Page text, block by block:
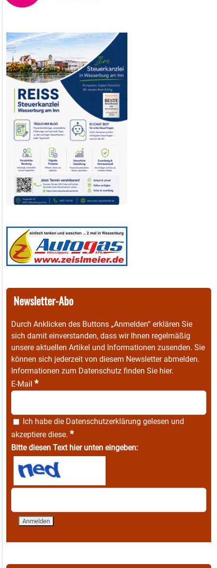
Newsletter-Abo
Durch Anklicken des Buttons „Anmelden“ erklären Sie
sich damit einverstanden, dass wir Ihnen regelmäßig
unsere aktuellen Artikel und Informationen zusenden. Sie
können sich jederzeit von diesem Newsletter abmelden.
Informationen zum Datenschutz finden Sie hier.
E-Mail *
Ich habe die Datenschutzerklärung gelesen und
akzeptiere diese. *
Bitte diesen Text hier unten eingeben: